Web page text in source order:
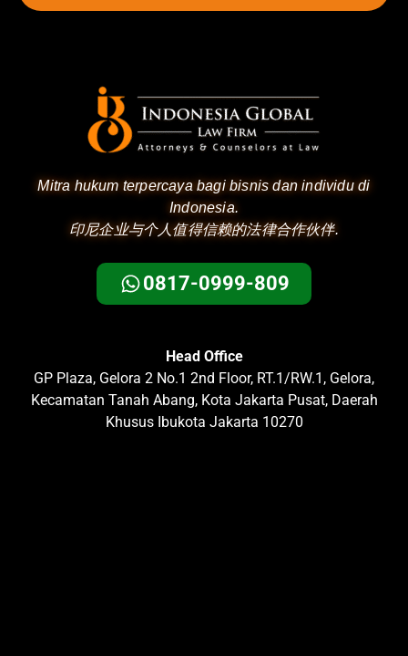
Mitra hukum terpercaya bagi bisnis dan individu di
Indonesia.
印尼企业与个人值得信赖的法律合作伙伴.
0817-0999-809
Head Office
GP Plaza, Gelora 2 No.1 2nd Floor, RT.1/RW.1, Gelora,
Kecamatan Tanah Abang, Kota Jakarta Pusat, Daerah
Khusus Ibukota Jakarta 10270